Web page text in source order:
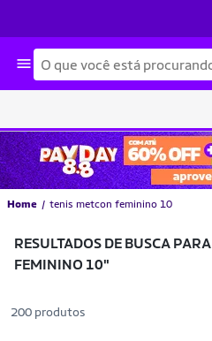
Busca
Home tenis metcon feminino 10
RESULTADOS DE BUSCA PARA
FEMININO 10"
200 produtos